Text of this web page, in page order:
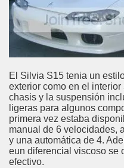
El Silvia S15 tenia un
exterior como en el
chasis y la suspensión
ligeras para algunos
primera vez estaba
manual de 6 velocidades,
y una automática de 4.
eun diferencial viscoso se
efectivo.